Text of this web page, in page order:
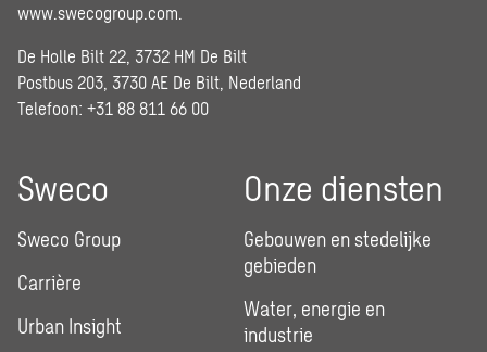
www.swecogroup.com
De Holle Bilt 22, 3732 HM De Bilt
Postbus 203, 3730 AE De Bilt, Nederland
Telefoon: +31 88 811 66 00
Sweco
Sweco Group
Carrière
Urban Insight
Onze diensten
Gebouwen en stedelijke
gebieden
Water, energie en
industrie